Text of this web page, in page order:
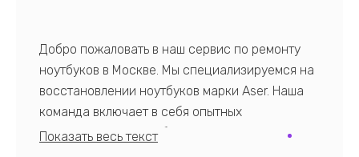
Добро пожаловать в наш сервис по ремонту
ноутбуков в Москве. Мы специализируемся на
восстановлении ноутбуков марки Aser. Наша
команда включает в себя опытных
профессионалов с обширными знаниями и